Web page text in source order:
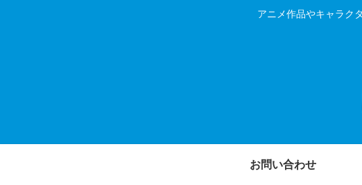
アニメ作品やキャラク
お問い合わせ